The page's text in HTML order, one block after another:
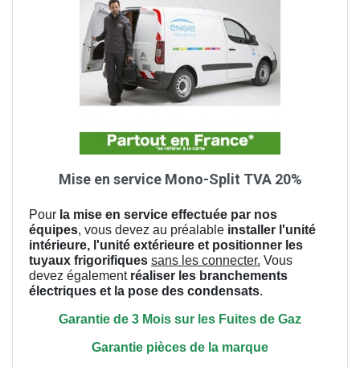
Mise en service Mono-Split TVA 20%
Pour la mise en service effectuée par nos
équipes, vous devez au préalable installer l'unité
intérieure, l'unité extérieure et positionner les
tuyaux frigorifiques sans les connecter. Vous
devez également réaliser les branchements
électriques et la pose des condensats.
Garantie de 3 Mois sur les Fuites de Gaz
Garantie pièces de la marque